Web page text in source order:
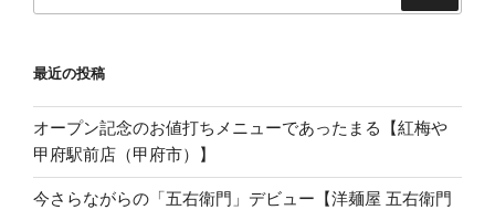
最近の投稿
オープン記念のお値打ちメニューであったまる【紅梅や
甲府駅前店（甲府市）】
今さらながらの「五右衛門」デビュー【洋麺屋 五右衛門